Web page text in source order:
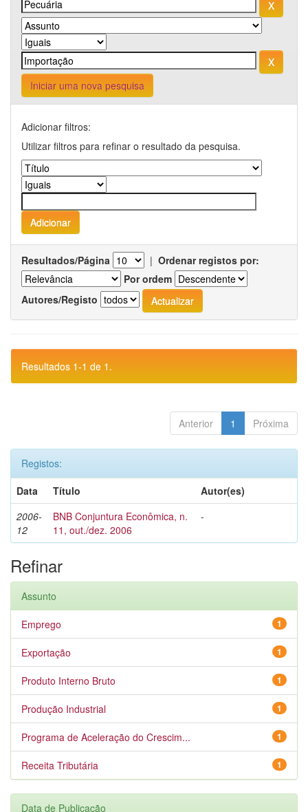
Iniciar uma nova pesquisa
Adicionar filtros:
Utilizar filtros para refinar o resultado da pesquisa.
Resultados/Página | Ordenar registos por:
Por ordem
Autores/Registo
Resultados 1-1 de 1.
Anterior 1 Próxima
Registos:
Data
Título
Autor(es)
2006-
12
BNB Conjuntura Econômica, n.
11, out./dez. 2006
-
Refinar
Assunto
1
Emprego
1
Exportação
1
Produto Interno Bruto
1
Produção Industrial
1
Programa de Aceleração do Crescim...
1
Receita Tributária
Data de Publicação